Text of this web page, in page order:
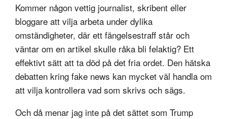
Kommer någon vettig journalist, skribent eller
bloggare att vilja arbeta under dylika
omständigheter, där ett fängelsestraff står och
väntar om en artikel skulle råka bli felaktig? Ett
effektivt sätt att ta död på det fria ordet. Den hätska
debatten kring fake news kan mycket väl handla om
att vilja kontrollera vad som skrivs och sägs.
Och då menar jag inte på det sättet som Trump